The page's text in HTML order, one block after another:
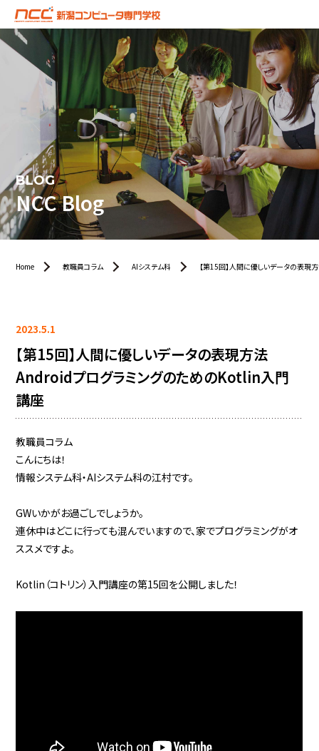
BLOG
NCC Blog
Home 教職員コラム AIシステム科 【第15回】人間に優しいデータの表
2023.5.1
【第15回】人間に優しいデータの表現方法
AndroidプログラミングのためのKotlin入門
講座
教職員コラム
こんにちは！
情報システム科・AIシステム科の江村です。
GWいかがお過ごしでしょうか。
連休中はどこに行っても混んでいますので、家でプログラミングがオ
ススメですよ。
Kotlin（コトリン）入門講座の第15回を公開しました！